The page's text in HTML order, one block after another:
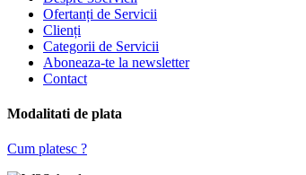
Ofertanți de Servicii
Clienți
Categorii de Servicii
Aboneaza-te la newsletter
Contact
Modalitati de plata
Cum platesc ?